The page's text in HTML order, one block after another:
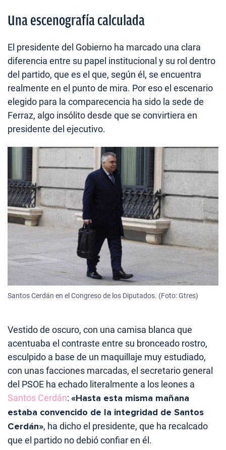
Una escenografía calculada
El presidente del Gobierno ha marcado una clara
diferencia entre su papel institucional y su rol dentro
del partido, que es el que, según él, se encuentra
realmente en el punto de mira. Por eso el escenario
elegido para la comparecencia ha sido la sede de
Ferraz, algo insólito desde que se convirtiera en
presidente del ejecutivo.
Santos Cerdán en el Congreso de los Diputados. (Foto: Gtres)
Vestido de oscuro, con una camisa blanca que
acentuaba el contraste entre su bronceado rostro,
esculpido a base de un maquillaje muy estudiado,
con unas facciones marcadas, el secretario general
del PSOE ha echado literalmente a los leones a
Santos Cerdán: «Hasta esta misma mañana
estaba convencido de la integridad de Santos
Cerdán», ha dicho el presidente, que ha recalcado
que el partido no debió confiar en él.